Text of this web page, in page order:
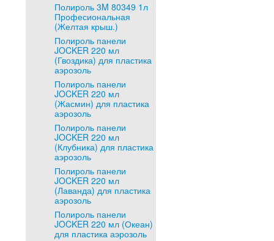
Полироль 3M 80349 1л
Професиональная
(Желтая крыш.)
Полироль панели
JOCKER 220 мл
(Гвоздика) для пластика
аэрозоль
Полироль панели
JOCKER 220 мл
(Жасмин) для пластика
аэрозоль
Полироль панели
JOCKER 220 мл
(Клубника) для пластика
аэрозоль
Полироль панели
JOCKER 220 мл
(Лаванда) для пластика
аэрозоль
Полироль панели
JOCKER 220 мл (Океан)
для пластика аэрозоль